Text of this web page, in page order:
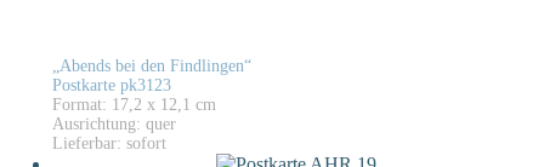
„Abends bei den Findlingen“
Postkarte pk3123
Format: 17,2 x 12,1 cm
Ausrichtung: quer
Lieferbar: sofort